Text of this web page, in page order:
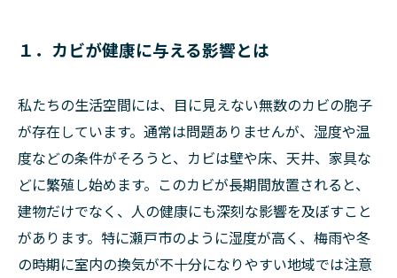
１．カビが健康に与える影響とは
私たちの生活空間には、目に見えない無数のカビの胞子
が存在しています。通常は問題ありませんが、湿度や温
度などの条件がそろうと、カビは壁や床、天井、家具な
どに繁殖し始めます。このカビが長期間放置されると、
建物だけでなく、人の健康にも深刻な影響を及ぼすこと
があります。特に瀬戸市のように湿度が高く、梅雨や冬
の時期に室内の換気が不十分になりやすい地域では注意